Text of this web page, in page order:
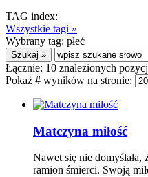
TAG index:
Wszystkie tagi »
Wybrany tag: płeć
Łącznie: 10 znalezionych
Pokaż # wyników na stronie:
Matczyna miłość
Nawet się nie domyślała,
ramion śmierci. Swoją